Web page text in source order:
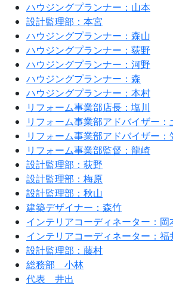
ハウジングプランナー：山本
設計監理部：本宮
ハウジングプランナー：森山
ハウジングプランナー：荻野
ハウジングプランナー：河野
ハウジングプランナー：森
ハウジングプランナー：本村
リフォーム事業部店長：塩川
リフォーム事業部アドバイザー：
リフォーム事業部アドバイザー：
リフォーム事業部監督：龍崎
設計監理部：荻野
設計監理部：梅原
設計監理部：秋山
建築デザイナー：森竹
インテリアコーディネーター：岡
インテリアコーディネーター：福
設計監理部：藤村
総務部 小林
代表 井出